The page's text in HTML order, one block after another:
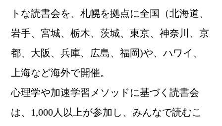
トな読書会を、札幌を拠点に全国（北海道、
岩手、宮城、栃木、茨城、東京、神奈川、京
都、大阪、兵庫、広島、福岡)や、ハワイ、
上海など海外で開催。
心理学や加速学習メソッドに基づく読書会
は、1,000人以上が参加し、みんなで読むこ